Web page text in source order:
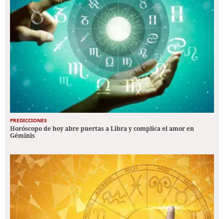
PREDICCIONES
Horóscopo de hoy abre puertas a Libra y complica el amor en
Géminis